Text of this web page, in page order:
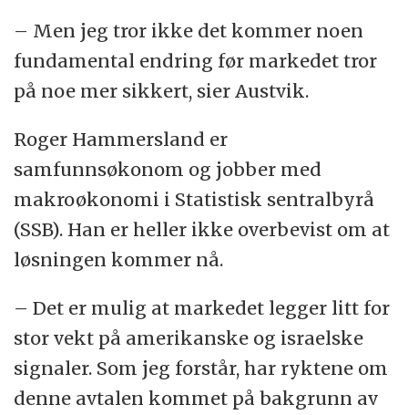
– Men jeg tror ikke det kommer noen
fundamental endring før markedet tror
på noe mer sikkert, sier Austvik.
Roger Hammersland er
samfunnsøkonom og jobber med
makroøkonomi i Statistisk sentralbyrå
(SSB). Han er heller ikke overbevist om at
løsningen kommer nå.
– Det er mulig at markedet legger litt for
stor vekt på amerikanske og israelske
signaler. Som jeg forstår, har ryktene om
denne avtalen kommet på bakgrunn av